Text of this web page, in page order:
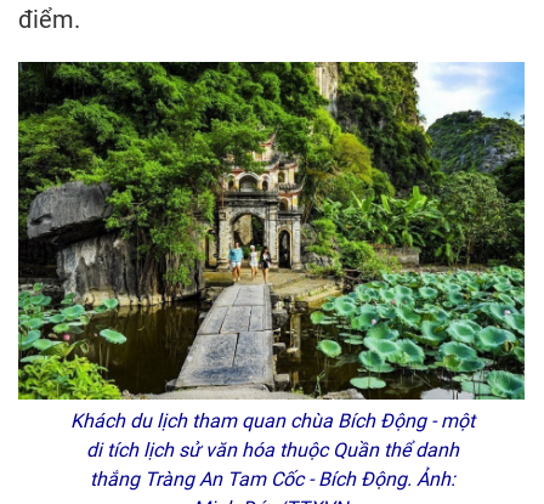
điểm.
Khách du lịch tham quan chùa Bích Động - một
di tích lịch sử văn hóa thuộc Quần thể danh
thắng Tràng An Tam Cốc - Bích Động. Ảnh: